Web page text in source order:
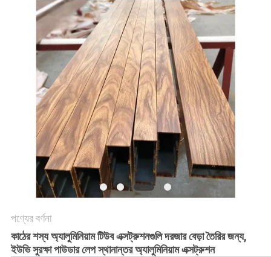
PRIVACY
POLICY
পণ্যের বর্ণনা
কাঠের শস্য অ্যালুমিনিয়াম টিউব এক্সট্রুশনগুলি দরজার বেড়া তৈরির জন্য,
ইউভি সুরক্ষা পাউডার লেপ স্থানান্তর অ্যালুমিনিয়াম এক্সট্রুশন